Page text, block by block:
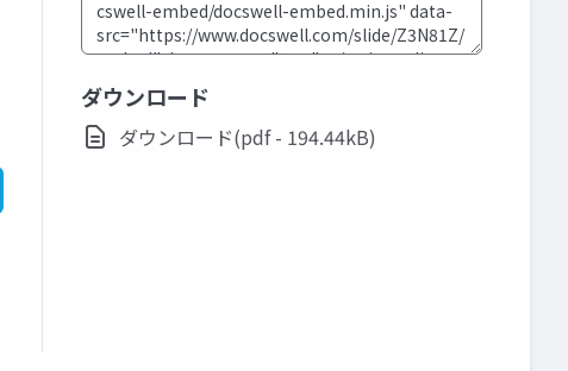
ダウンロード
ダウンロード(pdf - 194.44kB)